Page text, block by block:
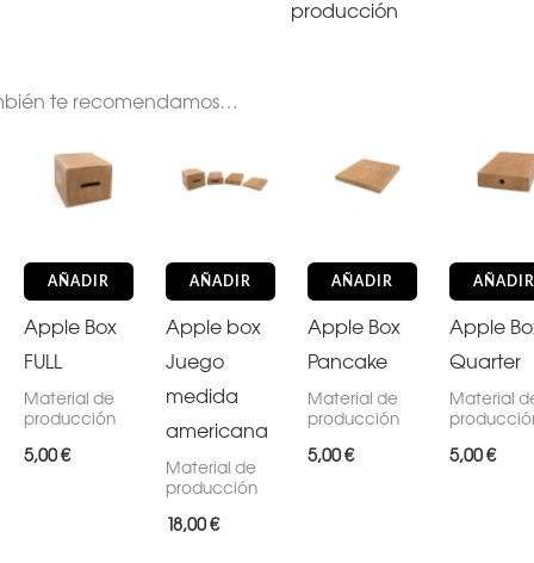
producción
te recomendamos…
AÑADIR
Apple Box
FULL
Material de
producción
5,00€
AÑADIR
Apple box
Juego
medida
americana
Material de
producción
18,00€
AÑADIR
Apple Box
Pancake
Material de
producción
5,00€
AÑADIR
Apple
Quarter
Material
5,00€